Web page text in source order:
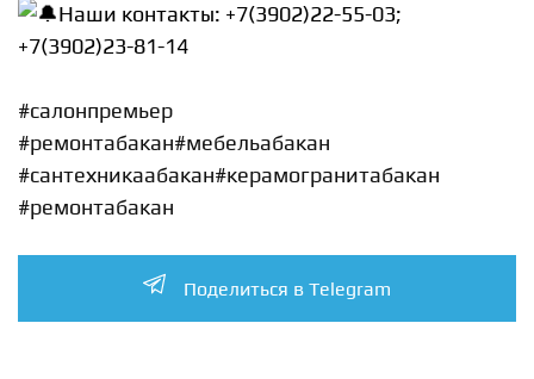
Наши контакты: +7(3902)22-55-03;
+7(3902)23-81-14
#салонпремьер
#ремонтабакан#мебельабакан
#сантехникаабакан#керамогранитабакан
#ремонтабакан
Поделиться в Telegram